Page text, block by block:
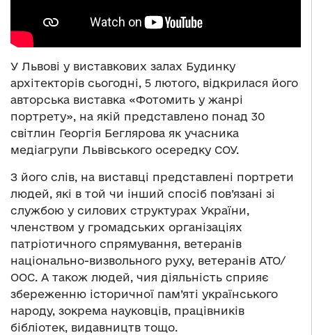
У Львові у виставкових залах Будинку
архітекторів сьогодні, 5 лютого, відкрилася його
авторська виставка «Фотомить у жанрі
портрету», на якій представлено понад 30
світлин Георгія Беглярова як учасника
медіагрупи Львівського осередку СОУ.
З його слів, на виставці представлені портрети
людей, які в той чи інший спосіб пов’язані зі
службою у силових структурах України,
членством у громадських організаціях
патріотичного спрямування, ветеранів
національно-визвольного руху, ветеранів АТО/
ООС. А також людей, чия діяльність сприяє
збереженню історичної пам’яті українського
народу, зокрема науковців, працівників
бібліотек, видавництв тощо.